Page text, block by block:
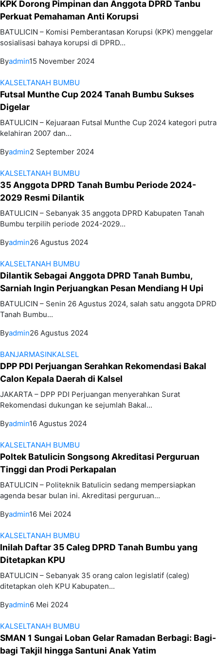
KPK Dorong Pimpinan dan Anggota DPRD Tanbu
Perkuat Pemahaman Anti Korupsi
BATULICIN – Komisi Pemberantasan Korupsi (KPK) menggelar
sosialisasi bahaya korupsi di DPRD...
Byadmin15 November 2024
KALSELTANAH BUMBU
Futsal Munthe Cup 2024 Tanah Bumbu Sukses
Digelar
BATULICIN – Kejuaraan Futsal Munthe Cup 2024 kategori putra
kelahiran 2007 dan...
Byadmin2 September 2024
KALSELTANAH BUMBU
35 Anggota DPRD Tanah Bumbu Periode 2024-
2029 Resmi Dilantik
BATULICIN – Sebanyak 35 anggota DPRD Kabupaten Tanah
Bumbu terpilih periode 2024-2029...
Byadmin26 Agustus 2024
KALSELTANAH BUMBU
Dilantik Sebagai Anggota DPRD Tanah Bumbu,
Sarniah Ingin Perjuangkan Pesan Mendiang H Upi
BATULICIN – Senin 26 Agustus 2024, salah satu anggota DPRD
Tanah Bumbu...
Byadmin26 Agustus 2024
BANJARMASINKALSEL
DPP PDI Perjuangan Serahkan Rekomendasi Bakal
Calon Kepala Daerah di Kalsel
JAKARTA – DPP PDI Perjuangan menyerahkan Surat
Rekomendasi dukungan ke sejumlah Bakal...
Byadmin16 Agustus 2024
KALSELTANAH BUMBU
Poltek Batulicin Songsong Akreditasi Perguruan
Tinggi dan Prodi Perkapalan
BATULICIN – Politeknik Batulicin sedang mempersiapkan
agenda besar bulan ini. Akreditasi perguruan...
Byadmin16 Mei 2024
KALSELTANAH BUMBU
Inilah Daftar 35 Caleg DPRD Tanah Bumbu yang
Ditetapkan KPU
BATULICIN – Sebanyak 35 orang calon legislatif (caleg)
ditetapkan oleh KPU Kabupaten...
Byadmin6 Mei 2024
KALSELTANAH BUMBU
SMAN 1 Sungai Loban Gelar Ramadan Berbagi: Bagi-
bagi Takjil hingga Santuni Anak Yatim